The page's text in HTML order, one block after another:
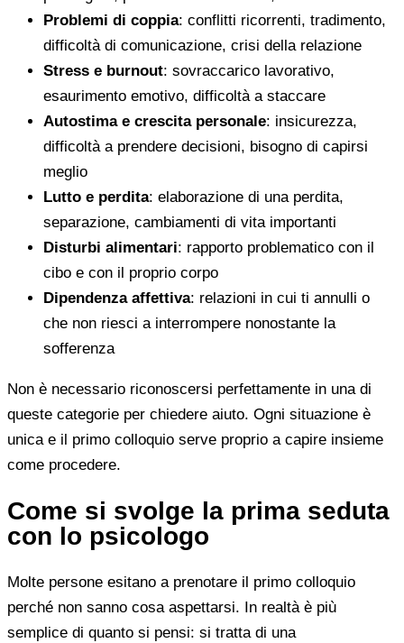
Problemi di coppia: conflitti ricorrenti, tradimento,
difficoltà di comunicazione, crisi della relazione
Stress e burnout: sovraccarico lavorativo,
esaurimento emotivo, difficoltà a staccare
Autostima e crescita personale: insicurezza,
difficoltà a prendere decisioni, bisogno di capirsi
meglio
Lutto e perdita: elaborazione di una perdita,
separazione, cambiamenti di vita importanti
Disturbi alimentari: rapporto problematico con il
cibo e con il proprio corpo
Dipendenza affettiva: relazioni in cui ti annulli o
che non riesci a interrompere nonostante la
sofferenza
Non è necessario riconoscersi perfettamente in una di
queste categorie per chiedere aiuto. Ogni situazione è
unica e il primo colloquio serve proprio a capire insieme
come procedere.
Come si svolge la prima seduta
con lo psicologo
Molte persone esitano a prenotare il primo colloquio
perché non sanno cosa aspettarsi. In realtà è più
semplice di quanto si pensi: si tratta di una